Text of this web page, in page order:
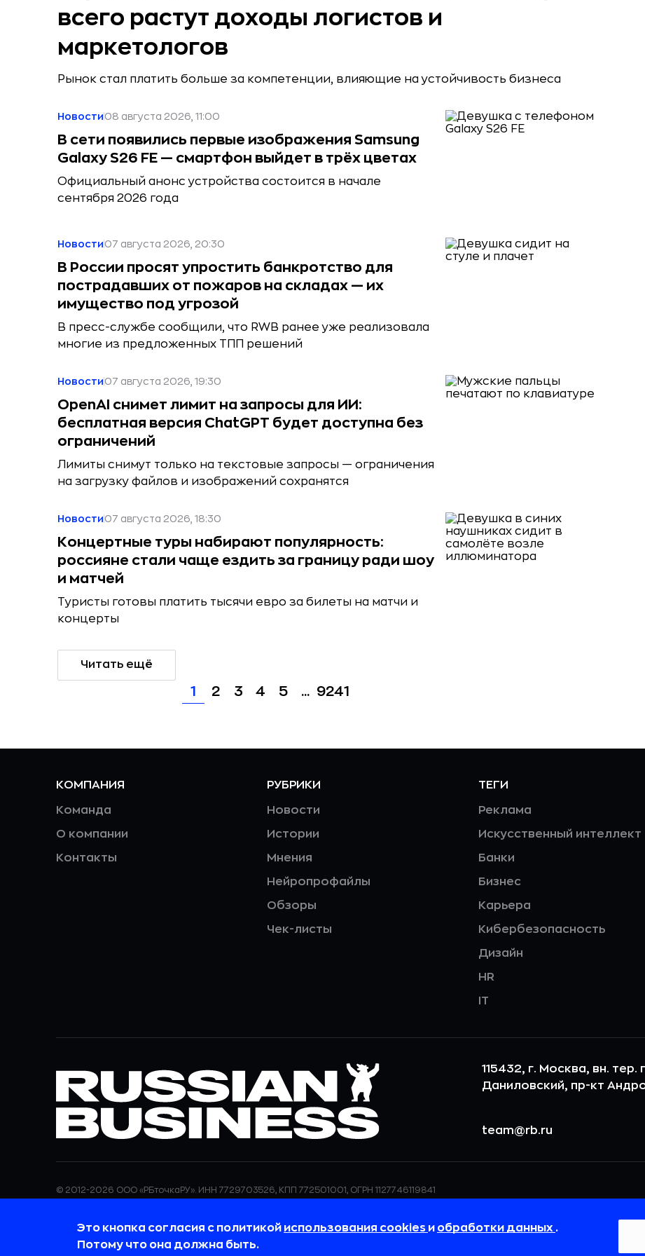
всего растут доходы логистов и
маркетологов
Рынок стал платить больше за компетенции, влияющие на устойчивость бизнеса
Новости 08 августа 2026, 11:00
В сети появились первые изображения Samsung
Galaxy S26 FE — смартфон выйдет в трёх цветах
Официальный анонс устройства состоится в начале
сентября 2026 года
Новости 07 августа 2026, 20:30
В России просят упростить банкротство для
пострадавших от пожаров на складах — их
имущество под угрозой
В пресс-службе сообщили, что RWB ранее уже реализовала
многие из предложенных ТПП решений
Новости 07 августа 2026, 19:30
OpenAI снимет лимит на запросы для ИИ:
бесплатная версия ChatGPT будет доступна без
ограничений
Лимиты снимут только на текстовые запросы — ограничения
на загрузку файлов и изображений сохранятся
Новости 07 августа 2026, 18:30
Концертные туры набирают популярность:
россияне стали чаще ездить за границу ради шоу
и матчей
Туристы готовы платить тысячи евро за билеты на матчи и
концерты
Читать ещё
1 2 3 4 5 ... 9241
КОМПАНИЯ
Команда
О компании
Контакты
РУБРИКИ
Новости
Истории
Мнения
Нейропрофайлы
Обзоры
Чек-листы
ТЕГИ
Реклама
Искусственный интеллект
Банки
Бизнес
Карьера
Кибербезопасность
Дизайн
HR
IT
115432, г. Москва, вн. тер.
Даниловский, пр-кт
team@rb.ru
© 2012-2026 ООО «РБточкаРУ». ИНН 7729703526, КПП 772501001, ОГРН 1127746119841
требованиях к защите персональных данных отражены в Политике в отношении
обработки персональных данных.
повышения удобства пользования
пользовательские данные
Это кнопка согласия с политикой использования cookies и обработки данных .
Потому что она должна быть.